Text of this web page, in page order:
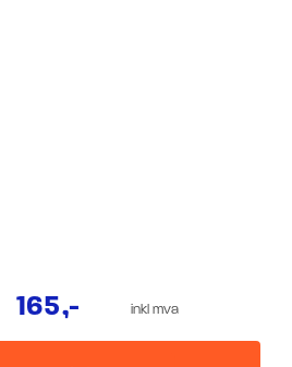
165,- inkl mva